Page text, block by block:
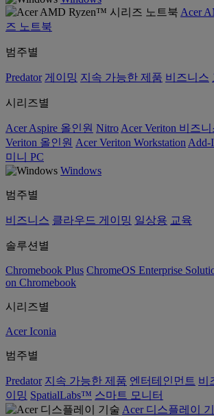
Acer
즈 노트북
범주별
Predator 게이밍 지속 가능한 제품 비즈니스
시리즈별
Acer Aspire 올인원 Nitro Acer Veriton 비즈
Veriton 올인원 Acer Veriton Workstation Add-
미니 PC
Windows
범주별
비즈니스 클라우드 게이밍 일상용 교육
솔루션별
Chromebook Plus ChromeOS Enterprise
on Chromebook
시리즈별
Acer Iconia
범주별
Predator 지속 가능한 제품 엔터테인먼트 비
이밍 SpatialLabs™ 스마트 모니터
Acer 디스플레이